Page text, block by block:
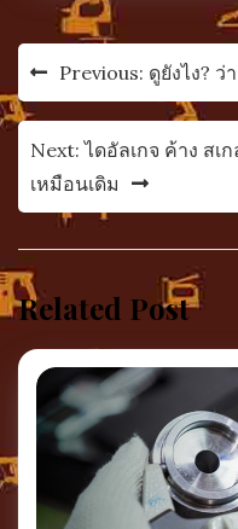
แนะแนว
เรื่อง
Previous: ดูยังไง?
Next: ไดอัลเกจ ค้าง สเ
เหมือนเดิม
Related Post